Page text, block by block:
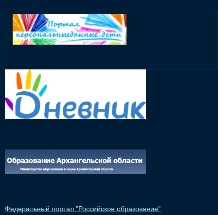
Федеральный портал "Российское образование"